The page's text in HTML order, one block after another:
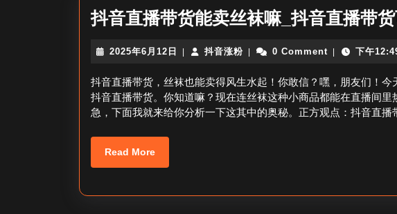
抖音直播带货能卖丝袜嘛_抖音直播带
2025年6月12日
2025
6
月
12
日
抖音涨粉抖
涨
粉
0 Comment 下午
抖音直播带货，丝袜也能卖得风生水起！你敢信？嘿，朋友们！
抖音直播带货。你知道嘛？现在连丝袜这种小商品都能在直播间里
急，下面我就来给你分析一下这其中的奥秘。正方观点：抖音直播
Read MoreRead
More